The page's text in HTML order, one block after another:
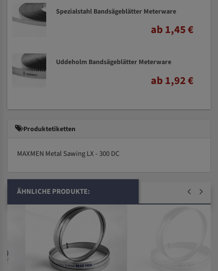
Spezialstahl Bandsägeblätter Meterware
ab 1,45 €
Uddeholm Bandsägeblätter Meterware
ab 1,92 €
Produktetiketten
MAXMEN Metal Sawing LX - 300 DC
ÄHNLICHE PRODUKTE: